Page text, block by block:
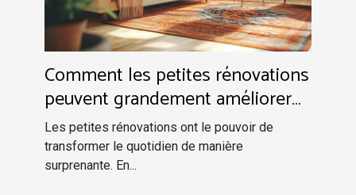
Comment les petites rénovations
peuvent grandement améliorer
votre quotidien ?
Les petites rénovations ont le pouvoir de
transformer le quotidien de manière
surprenante. En...